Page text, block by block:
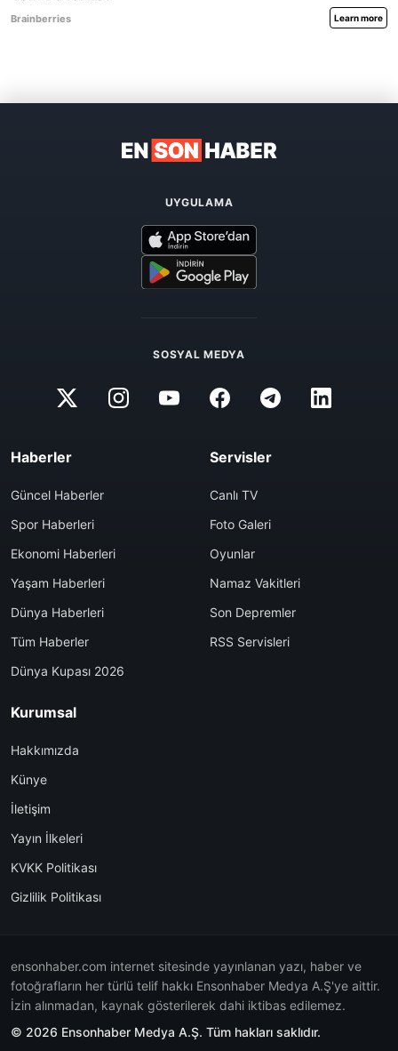
UYGULAMA
SOSYAL MEDYA
Haberler
Güncel Haberler
Spor Haberleri
Ekonomi Haberleri
Yaşam Haberleri
Dünya Haberleri
Tüm Haberler
Dünya Kupası 2026
Servisler
Canlı TV
Foto Galeri
Oyunlar
Namaz Vakitleri
Son Depremler
RSS Servisleri
Kurumsal
Hakkımızda
Künye
İletişim
Yayın İlkeleri
KVKK Politikası
Gizlilik Politikası
ensonhaber.com internet sitesinde yayınlanan yazı, haber ve
fotoğrafların her türlü telif hakkı Ensonhaber Medya A.Ş'ye aittir.
İzin alınmadan, kaynak gösterilerek dahi iktibas edilemez.
© 2026 Ensonhaber Medya A.Ş. Tüm hakları saklıdır.